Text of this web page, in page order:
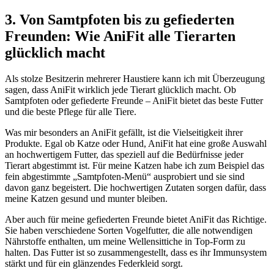
3. Von Samtpfoten bis zu gefiederten
Freunden: Wie AniFit alle Tierarten
glücklich macht
Als stolze Besitzerin mehrerer ⁣Haustiere kann ich mit Überzeugung
sagen, dass AniFit wirklich jede Tierart glücklich macht. Ob
Samtpfoten oder gefiederte Freunde – AniFit bietet das beste Futter
und die beste Pflege für alle Tiere.
Was mir besonders an AniFit gefällt, ist die Vielseitigkeit ihrer
Produkte. Egal ob Katze oder Hund, AniFit hat eine große Auswahl
an⁢ hochwertigem Futter, das speziell auf die Bedürfnisse jeder
Tierart abgestimmt ist. Für meine Katzen habe ich zum Beispiel das
fein abgestimmte „Samtpfoten-Menü“ ausprobiert und sie sind
davon ganz begeistert. Die ​hochwertigen Zutaten sorgen dafür, dass
meine Katzen gesund und munter bleiben.
Aber auch für meine gefiederten Freunde bietet AniFit ⁤das Richtige.
Sie haben verschiedene Sorten Vogelfutter, die alle notwendigen
Nährstoffe enthalten, um meine‌ Wellensittiche ​in ‍Top-Form zu
halten. Das Futter ist so zusammengestellt, dass es ihr Immunsystem
stärkt und für ein⁢ glänzendes Federkleid ‍sorgt.